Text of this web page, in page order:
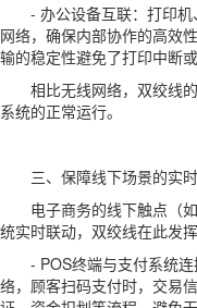
- 办公设备互联：打印
网络，确保内部协作的高效
输的稳定性避免了打印中断
相比无线网络，双绞线
系统的正常运行。
三、保障线下场景的实
电子商务的线下触点（
统实时联动，双绞线在此发挥
- POS终端与支付系统
络，顾客扫码支付时，交易